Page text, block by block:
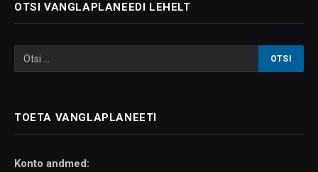
OTSI VANGLAPLANEEDI LEHELT
TOETA VANGLAPLANEETI
Konto andmed: